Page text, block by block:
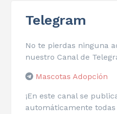
Telegram
No te pierdas ninguna
nuestro Canal de
Mascotas Adopción
¡En este canal se
automáticamente